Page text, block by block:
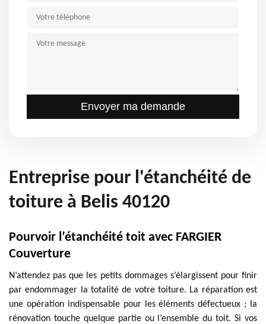
Entreprise pour l'étanchéité de
toiture à Belis 40120
Pourvoir l’étanchéité toit avec FARGIER
Couverture
N’attendez pas que les petits dommages s’élargissent pour finir
par endommager la totalité de votre toiture. La réparation est
une opération indispensable pour les éléments défectueux ; la
rénovation touche quelque partie ou l’ensemble du toit. Si vos